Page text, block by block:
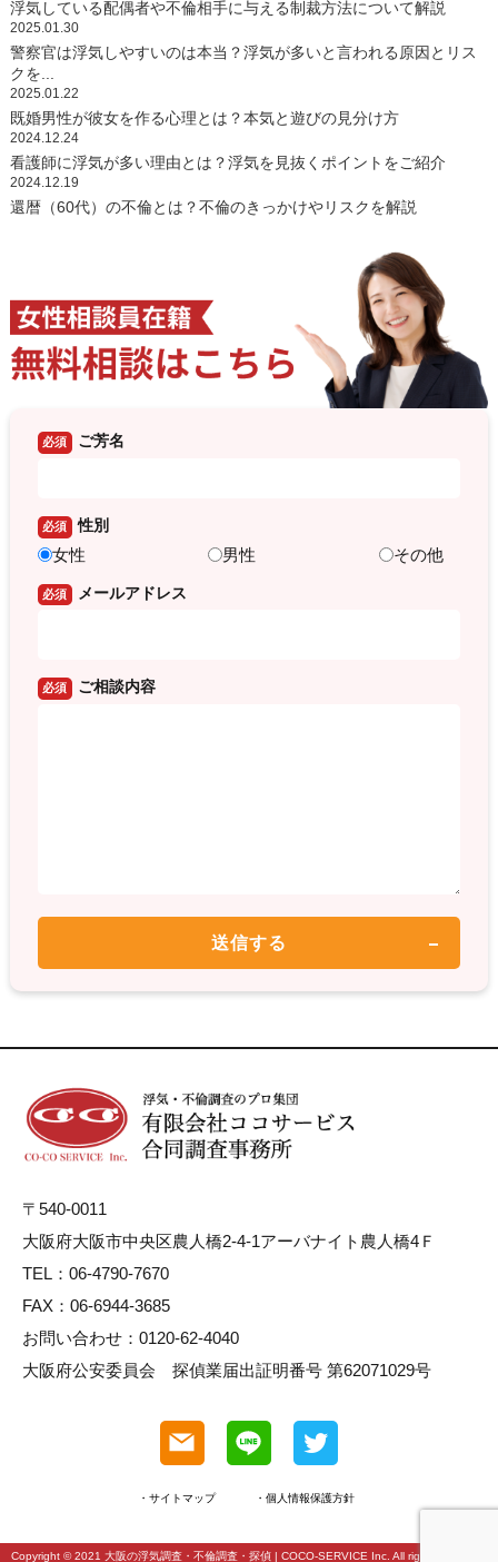
浮気している配偶者や不倫相手に与える制裁方法について解説
2025.01.30
警察官は浮気しやすいのは本当？浮気が多いと言われる原因とリス
クを...
2025.01.22
既婚男性が彼女を作る心理とは？本気と遊びの見分け方
2024.12.24
看護師に浮気が多い理由とは？浮気を見抜くポイントをご紹介
2024.12.19
還暦（60代）の不倫とは？不倫のきっかけやリスクを解説
必須 ご芳名
必須 性別
女性 男性 その他
必須 メールアドレス
必須 ご相談内容
〒540-0011
大阪府大阪市中央区農人橋2-4-1アーバナイト農人橋4Ｆ
TEL：06-4790-7670
FAX：06-6944-3685
お問い合わせ：0120-62-4040
大阪府公安委員会 探偵業届出証明番号 第62071029号
・サイトマップ ・個人情報保護方針
Copyright © 2021 大阪の浮気調査・不倫調査・探偵 | COCO-SERVICE Inc. All rights reserved.